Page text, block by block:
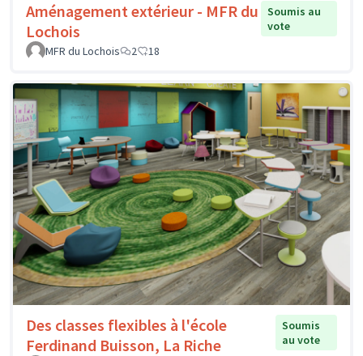
Aménagement extérieur - MFR du
Lochois
Soumis au
vote
MFR du Lochois
2 18
Des classes flexibles à l'école
Ferdinand Buisson, La Riche
Soumis
au vote